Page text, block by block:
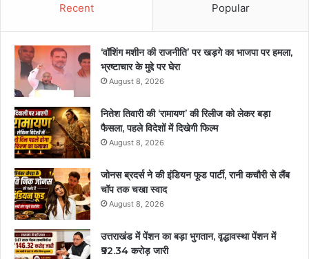
Recent Popular
‘वॉशिंग मशीन की राजनीति’ पर खड़गे का भाजपा पर हमला,
भ्रष्टाचार के मुद्दे पर घेरा
August 8, 2026
नितेश तिवारी की ‘रामायण’ की रिलीज को लेकर बड़ा
फैसला, पहले विदेशों में दिखेगी फिल्म
August 8, 2026
जोनस ब्रदर्स ने की इंडियन फूड पार्टी, रानी कचौरी से लैंब
चॉप तक चखा स्वाद
August 8, 2026
उत्तराखंड में पेंशन का बड़ा भुगतान, वृद्धावस्था पेंशन में
₹92.34 करोड़ जारी